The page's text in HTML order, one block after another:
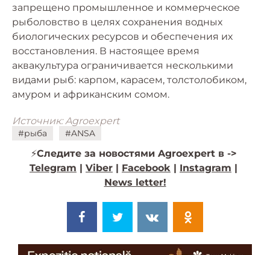
запрещено промышленное и коммерческое
рыболовство в целях сохранения водных
биологических ресурсов и обеспечения их
восстановления. В настоящее время
аквакультура ограничивается несколькими
видами рыб: карпом, карасем, толстолобиком,
амуром и африканским сомом.
Источник: Agroexpert
#рыба #ANSA
⚡️Следите за новостями Agroexpert в ->
Telegram
Viber Facebook Instagram
News letter!